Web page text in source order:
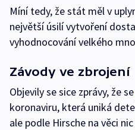
Míní tedy, že stát měl v
největší úsilí vytvoření
vyhodnocování velkého
Závody ve zbrojení
Objevily se sice zprávy, že se
koronaviru, která uniká
ale podle Hirsche na věci